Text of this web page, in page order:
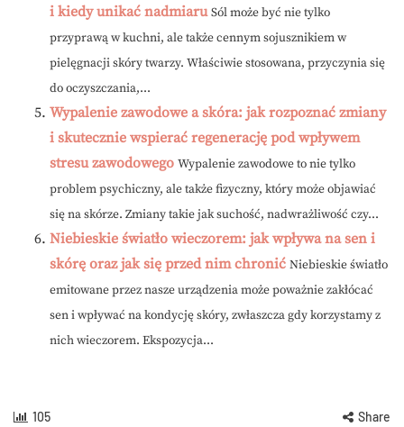
i kiedy unikać nadmiaru Sól może być nie tylko
przyprawą w kuchni, ale także cennym sojusznikiem w
pielęgnacji skóry twarzy. Właściwie stosowana, przyczynia się
do oczyszczania,...
Wypalenie zawodowe a skóra: jak rozpoznać zmiany
i skutecznie wspierać regenerację pod wpływem
stresu zawodowego Wypalenie zawodowe to nie tylko
problem psychiczny, ale także fizyczny, który może objawiać
się na skórze. Zmiany takie jak suchość, nadwrażliwość czy...
Niebieskie światło wieczorem: jak wpływa na sen i
skórę oraz jak się przed nim chronić Niebieskie światło
emitowane przez nasze urządzenia może poważnie zakłócać
sen i wpływać na kondycję skóry, zwłaszcza gdy korzystamy z
nich wieczorem. Ekspozycja...
105 Share